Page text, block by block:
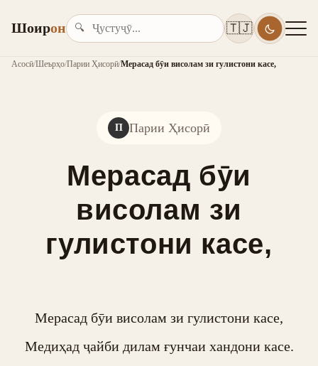
Шоирон 🔍 🇹🇯
Асосӣ/Шеърҳо/Парии Ҳисорӣ/Мерасад бӯи висолам зи гулистони касе,
П Парии Ҳисорӣ
Мерасад бӯи
висолам зи
гулистони касе,
Мерасад бӯи висолам зи гулистони касе,
Медиҳад ҷайби дилам ғунчаи хандони касе.